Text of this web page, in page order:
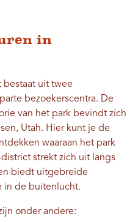
in
bestaat uit twee
bezoekerscentra. De
van het park bevindt zich
Utah. Hier kunt je de
waaraan het park
strekt zich uit langs
biedt uitgebreide
in de buitenlucht.
onder andere: